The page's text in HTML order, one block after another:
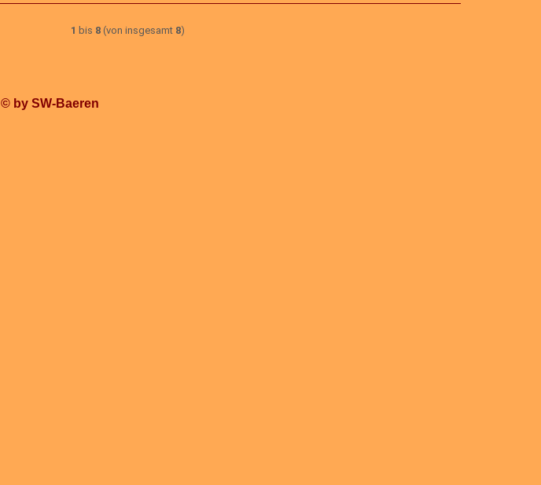
1 bis 8(von insgesamt 8)
© by SW-Baeren